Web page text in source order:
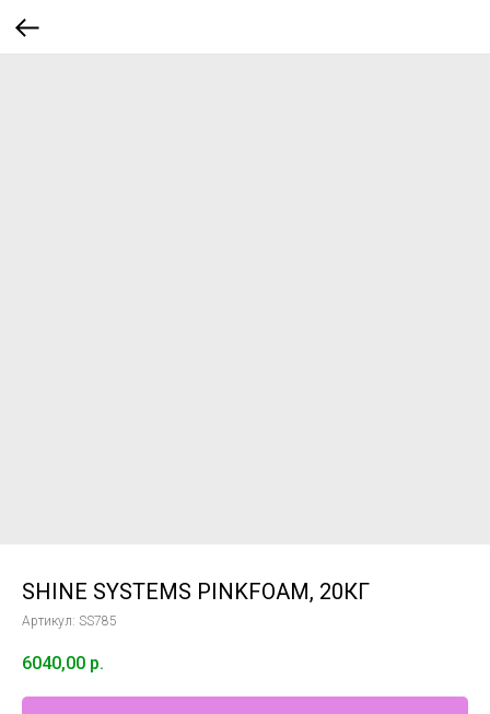
SHINE SYSTEMS PINKFOAM, 20КГ
Артикул: SS785
6040,00 р.